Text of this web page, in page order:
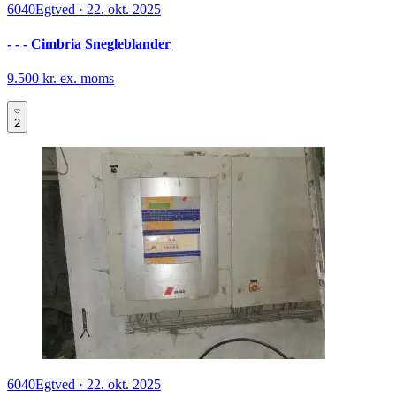
6040Egtved · 22. okt. 2025
- - - Cimbria Snegleblander
9.500 kr. ex. moms
2
6040Egtved · 22. okt. 2025